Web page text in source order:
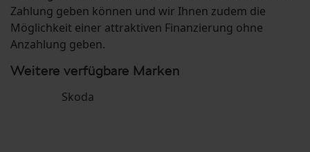
Zahlung geben können und wir Ihnen zudem die
Möglichkeit einer attraktiven Finanzierung ohne
Anzahlung geben.
Weitere verfügbare Marken
Skoda